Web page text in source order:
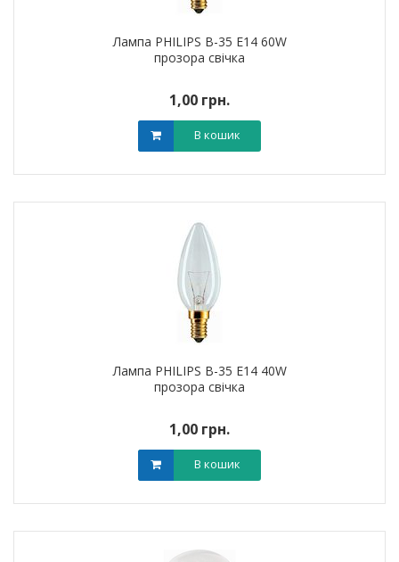
Лампа PHILIPS B-35 Е14 60W
прозора свічка
1,00 грн.
В кошик
Лампа PHILIPS B-35 Е14 40W
прозора свічка
1,00 грн.
В кошик